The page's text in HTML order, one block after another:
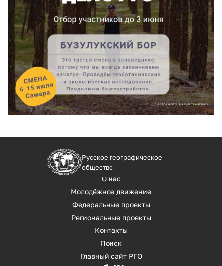
Русское географическое
общество
О нас
Молодёжное движение
Федеральные проекты
Региональные проекты
Контакты
Поиск
Главный сайт РГО